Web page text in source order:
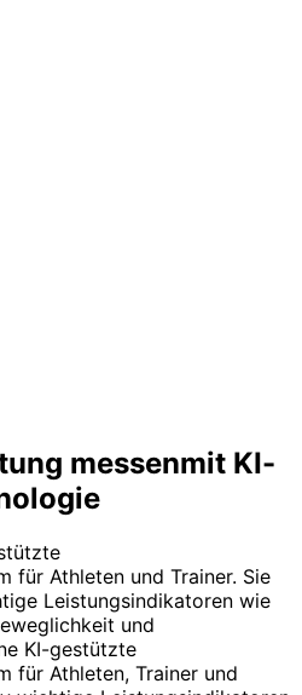
messenmit KI-
für Athleten und Trainer. Sie
Leistungsindikatoren wie
und
KI-gestützte
für Athleten, Trainer und